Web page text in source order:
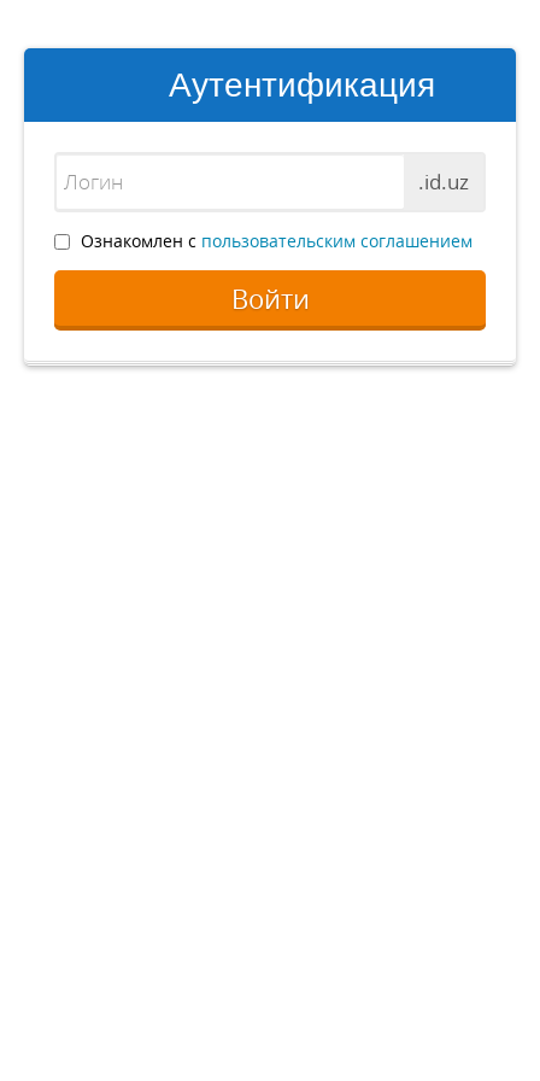
Аутентификация
.id.uz
Ознакомлен с пользовательским соглашением
Войти